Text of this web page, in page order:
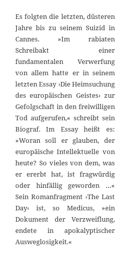
Es folgten die letzten, düsteren
Jahre bis zu seinem Suizid in
Cannes. »Im rabiaten
Schreibakt einer
fundamentalen Verwerfung
von allem hatte er in seinem
letzten Essay ›Die Heimsuchung
des europäischen Geistes‹ zur
Gefolgschaft in den freiwilligen
Tod aufgerufen,« schreibt sein
Biograf. Im Essay heißt es:
»Woran soll er glauben, der
europäische Intellektuelle von
heute? So vieles von dem, was
er ererbt hat, ist fragwürdig
oder hinfällig geworden …«
Sein Romanfragment ›The Last
Day‹ ist, so Medicus, »ein
Dokument der Verzweiflung,
endete in apokalyptischer
Ausweglosigkeit.«